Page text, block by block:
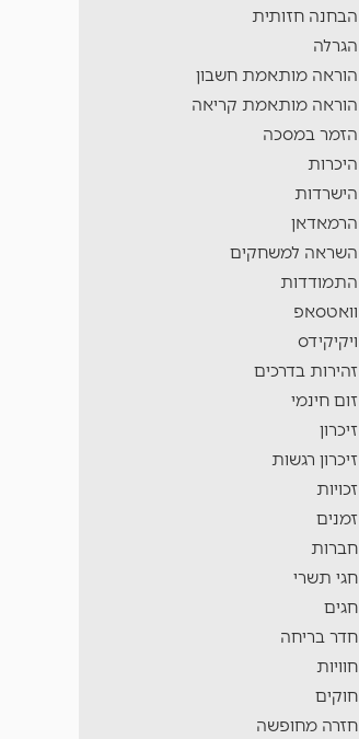
הבחנה חזותית
הגרלה
הוראה מותאמת חשבון
הוראה מותאמת קריאה
הזמר במסכה
היכרות
הישרדות
הרמאדאן
השראה למשחקים
התמודדות
וואטסאפ
ויקיקידס
זהירות בדרכים
זום חינמי
זיכרון
זיכרון רגשות
זכויות
זמנים
חברות
חגי תשרי
חגים
חדר בריחה
חוויות
חוקים
חזרה מחופשה